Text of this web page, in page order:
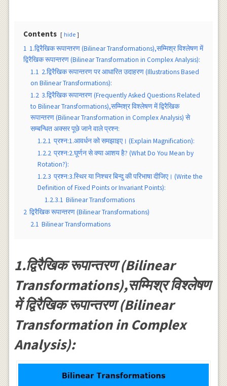
Contents hide
1 1.द्विरैखिक रूपान्तरण (Bilinear Transformations),सम्मिश्र विश्लेषण में
द्विरैखिक रूपान्तरण (Bilinear Transformation in Complex Analysis):
1.1 2.द्विरैखिक रूपान्तरण पर आधारित उदाहरण (Illustrations Based
on Bilinear Transformations):
1.2 3.द्विरैखिक रूपान्तरण (Frequently Asked Questions Related
to Bilinear Transformations),सम्मिश्र विश्लेषण में द्विरैखिक
रूपान्तरण (Bilinear Transformation in Complex Analysis) से
सम्बन्धित अक्सर पूछे जाने वाले प्रश्न:
1.2.1 प्रश्न:1.आवर्धन को समझाइए। (Explain Magnification):
1.2.2 प्रश्न:2.घूर्णन से क्या आशय है? (What Do You Mean by
Rotation?):
1.2.3 प्रश्न:3.स्थिर या निश्चर बिन्दु की परिभाषा दीजिए। (Write the
Definition of Fixed Points or Invariant Points):
1.2.3.1 Bilinear Transformations
2 द्विरैखिक रूपान्तरण (Bilinear Transformations)
2.1 Bilinear Transformations
1.द्विरैखिक रूपान्तरण (Bilinear
Transformations),सम्मिश्र विश्लेषण
में द्विरैखिक रूपान्तरण (Bilinear
Transformation in Complex
Analysis):